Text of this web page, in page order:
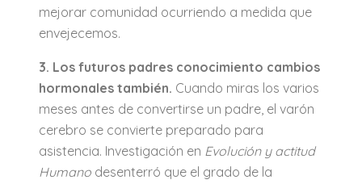
mejorar comunidad ocurriendo a medida que
envejecemos.
3. Los futuros padres conocimiento cambios
hormonales también. Cuando miras los varios
meses antes de convertirse un padre, el varón
cerebro se convierte preparado para
asistencia. Investigación en Evolución y actitud
Humano desenterró que el grado de la